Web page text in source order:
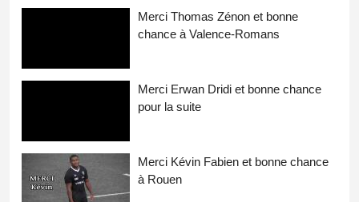
Merci Thomas Zénon et bonne
chance à Valence-Romans
Merci Erwan Dridi et bonne chance
pour la suite
Merci Kévin Fabien et bonne chance
à Rouen